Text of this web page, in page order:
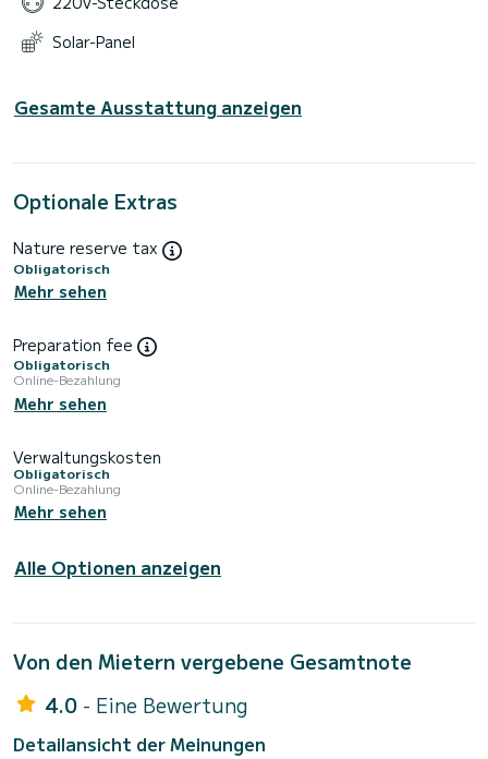
Solar-Panel
Gesamte Ausstattung anzeigen
Optionale Extras
Nature reserve tax
Obligatorisch
Mehr sehen
Preparation fee
Obligatorisch
Online-Bezahlung
Mehr sehen
Verwaltungskosten
Obligatorisch
Online-Bezahlung
Mehr sehen
Alle Optionen anzeigen
Von den Mietern vergebene Gesamtnote
4.0 - Eine Bewertung
Detailansicht der Meinungen